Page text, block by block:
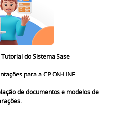
do Sistema Sase
para a CP ON-LINE
de documentos e modelos de